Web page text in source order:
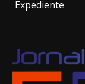
Expediente